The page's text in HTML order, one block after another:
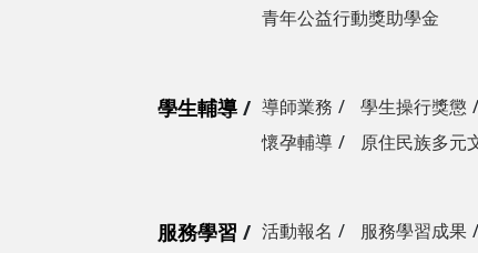
青年公益行動獎助學金
學生輔導 導師業務 學生操行獎懲
懷孕輔導
原住民族多元
服務學習 活動報名 服務學習成果